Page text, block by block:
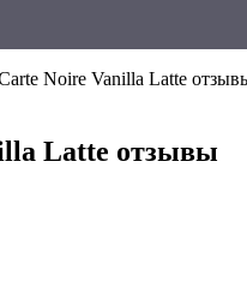
Noire Vanilla Latte
Latte отзывы